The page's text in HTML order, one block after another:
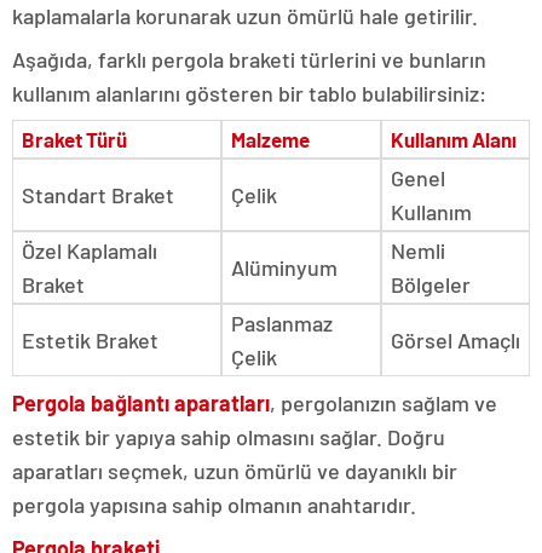
kaplamalarla korunarak uzun ömürlü hale getirilir.
Aşağıda, farklı pergola braketi türlerini ve bunların
kullanım alanlarını gösteren bir tablo bulabilirsiniz:
Braket Türü Malzeme Kullanım Alanı
Standart Braket Çelik
Genel
Kullanım
Özel Kaplamalı
Braket
Alüminyum
Nemli
Bölgeler
Estetik Braket
Paslanmaz
Çelik
Görsel Amaçlı
Pergola bağlantı aparatları, pergolanızın sağlam ve
estetik bir yapıya sahip olmasını sağlar. Doğru
aparatları seçmek, uzun ömürlü ve dayanıklı bir
pergola yapısına sahip olmanın anahtarıdır.